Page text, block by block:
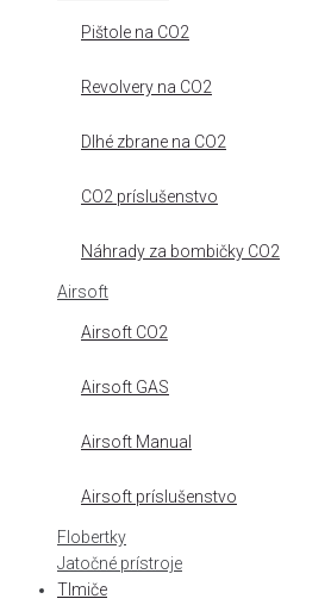
Pištole na CO2
Revolvery na CO2
Dlhé zbrane na CO2
CO2 príslušenstvo
Náhrady za bombičky CO2
Airsoft
Airsoft CO2
Airsoft GAS
Airsoft Manual
Airsoft príslušenstvo
Flobertky
Jatočné prístroje
Tlmiče